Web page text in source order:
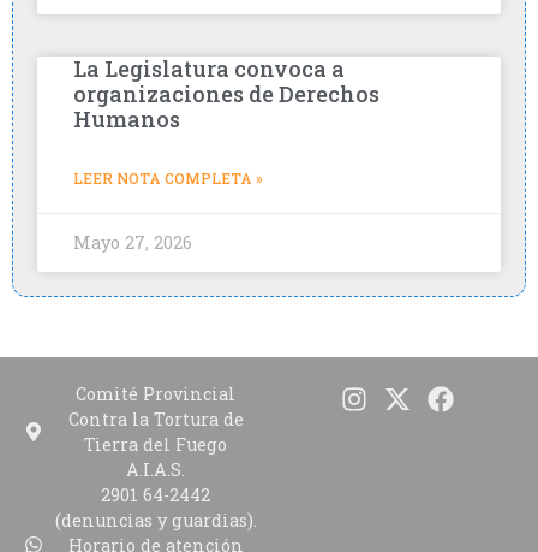
La Legislatura convoca a
organizaciones de Derechos
Humanos
LEER NOTA COMPLETA »
Mayo 27, 2026
Comité Provincial
Contra la Tortura de
Tierra del Fuego
A.I.A.S.
2901 64-2442
(denuncias y guardias).
Horario de atención